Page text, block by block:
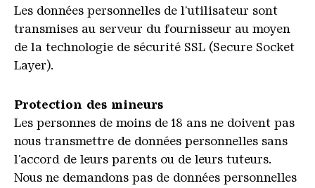
Les données personnelles de l'utilisateur sont
transmises au serveur du fournisseur au moyen
de la technologie de sécurité SSL (Secure Socket
Layer).
Protection des mineurs
Les personnes de moins de 18 ans ne doivent pas
nous transmettre de données personnelles sans
l'accord de leurs parents ou de leurs tuteurs.
Nous ne demandons pas de données personnelles